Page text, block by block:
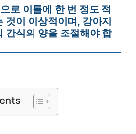
로 이틀에 한 번 정도 적
것이 이상적이며, 강아지
간식의 양을 조절해야 합